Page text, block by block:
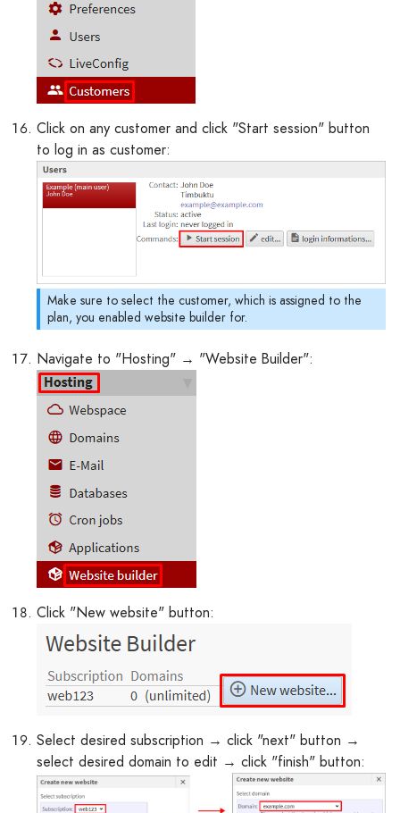
Click on any customer and click "Start session" button
to log in as customer:
Make sure to select the customer, which is assigned to the
plan, you enabled website builder for.
Navigate to "Hosting" → "Website Builder":
Click "New website" button:
Select desired subscription → click "next" button →
select desired domain to edit → click "finish" button: